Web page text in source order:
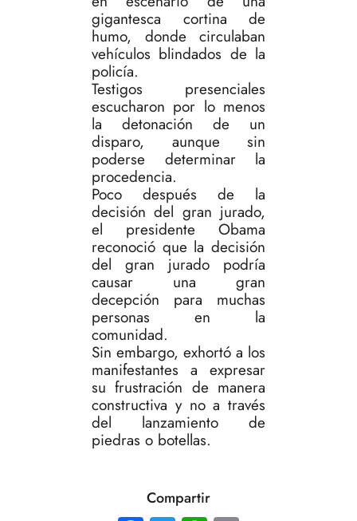
gigantesca cortina de
humo, donde circulaban
vehículos blindados de la
policía.
Testigos presenciales
escucharon por lo menos
la detonación de un
disparo, aunque sin
poderse determinar la
procedencia.
Poco después de la
decisión del gran jurado,
el presidente Obama
reconoció que la decisión
del gran jurado podría
causar una gran
decepción para muchas
personas en la
comunidad.
Sin embargo, exhortó a los
manifestantes a expresar
su frustración de manera
constructiva y no a través
del lanzamiento de
piedras o botellas.
Compartir